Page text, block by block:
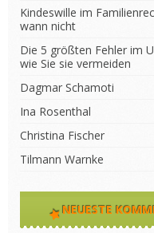
Kindeswille im
wann nicht
Die 5 größten Fehler im
wie Sie sie vermeiden
Dagmar Schamoti
Ina Rosenthal
Christina Fischer
Tilmann Warnke
NEUESTE